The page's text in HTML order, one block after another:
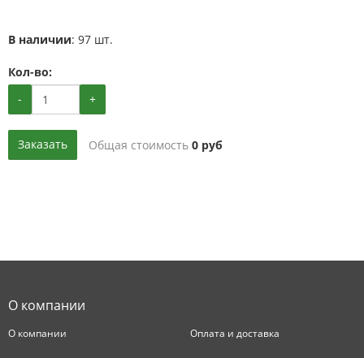
В наличии: 97 шт.
Кол-во:
-
+
Заказать Общая стоимость 0 руб
О компании
О компании Оплата и доставка